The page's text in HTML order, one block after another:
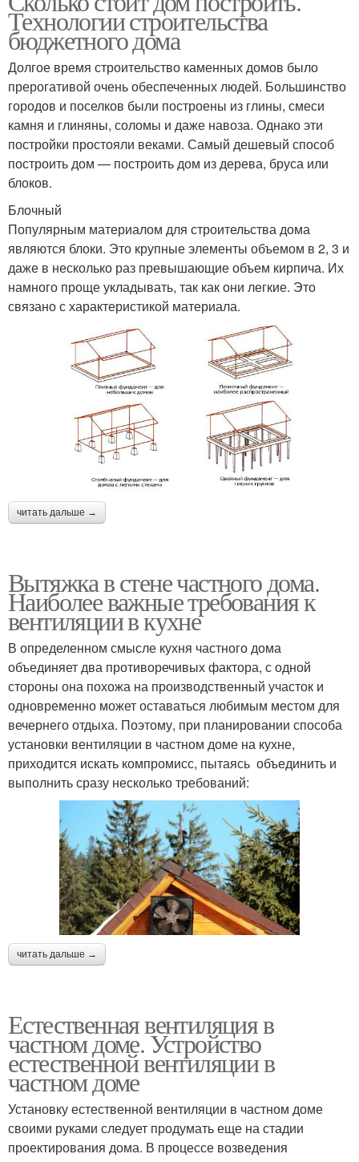
Технологии строительства
бюджетного дома
Долгое время строительство каменных домов было
прерогативой очень обеспеченных людей. Большинство
городов и поселков были построены из глины, смеси
камня и глиняны, соломы и даже навоза. Однако эти
постройки простояли веками. Самый дешевый способ
построить дом — построить дом из дерева, бруса или
блоков.
Блочный
Популярным материалом для строительства дома
являются блоки. Это крупные элементы объемом в 2, 3 и
даже в несколько раз превышающие объем кирпича. Их
намного проще укладывать, так как они легкие. Это
связано с характеристикой материала.
читать дальше →
Вытяжка в стене частного дома.
Наиболее важные требования к
вентиляции в кухне
В определенном смысле кухня частного дома
объединяет два противоречивых фактора, с одной
стороны она похожа на производственный участок и
одновременно может оставаться любимым местом для
вечернего отдыха. Поэтому, при планировании способа
установки вентиляции в частном доме на кухне,
приходится искать компромисс, пытаясь объединить и
выполнить сразу несколько требований:
читать дальше →
Естественная вентиляция в
частном доме. Устройство
естественной вентиляции в
частном доме
Установку естественной вентиляции в частном доме
своими руками следует продумать еще на стадии
проектирования дома. В процессе возведения